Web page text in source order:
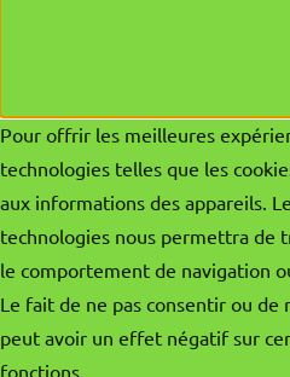
Pour offrir les meilleures
technologies telles que les
aux informations des appareils.
technologies nous permettra de
le comportement de navigation
Le fait de ne pas consentir ou
peut avoir un effet négatif sur
fonctions.